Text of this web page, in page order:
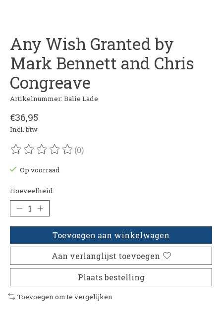
Any Wish Granted by
Mark Bennett and Chris
Congreave
Artikelnummer: Balie Lade
€36,95
Incl. btw
De beoordeling van dit product is
(0)
Op voorraad
Hoeveelheid:
Toevoegen aan winkelwagen
Aan verlanglijst toevoegen
Plaats bestelling
Toevoegen om te vergelijken